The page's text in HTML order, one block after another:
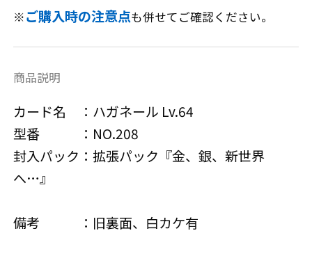
※ご購入時の注意点も併せてご確認ください。
商品説明
カード名 ：ハガネール Lv.64
型番 ：NO.208
封入パック：拡張パック『金、銀、新世界
へ…』
備考 ：旧裏面、白カケ有